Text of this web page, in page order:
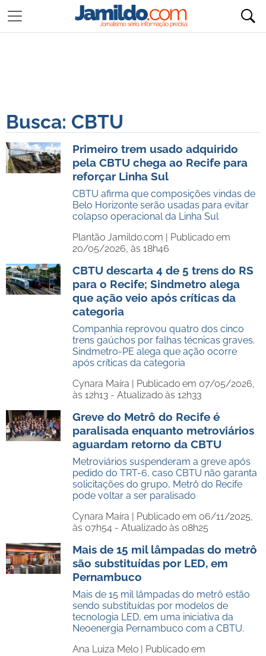
Busca: CBTU
Primeiro trem usado adquirido
pela CBTU chega ao Recife para
reforçar Linha Sul
CBTU afirma que composições vindas de
Belo Horizonte serão usadas para evitar
colapso operacional da Linha Sul
Plantão Jamildo.com | Publicado em
20/05/2026, às 18h46
CBTU descarta 4 de 5 trens do RS
para o Recife; Sindmetro alega
que ação veio após críticas da
categoria
Companhia reprovou quatro dos cinco
trens gaúchos por falhas técnicas graves.
Sindmetro-PE alega que ação ocorre
após críticas da categoria
Cynara Maíra | Publicado em 07/05/2026,
às 12h13 - Atualizado às 12h33
Greve do Metrô do Recife é
paralisada enquanto metroviários
aguardam retorno da CBTU
Metroviários suspenderam a greve após
pedido do TRT-6, caso CBTU não garanta
solicitações do grupo, Metrô do Recife
pode voltar a ser paralisado
Cynara Maíra | Publicado em 06/11/2025,
às 07h54 - Atualizado às 08h25
Mais de 15 mil lâmpadas do metrô
são substituídas por LED, em
Pernambuco
Mais de 15 mil lâmpadas do metrô estão
sendo substituídas por modelos de
tecnologia LED, em uma iniciativa da
Neoenergia Pernambuco com a CBTU.
Ana Luiza Melo | Publicado em